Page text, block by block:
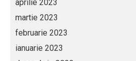
aprilie 2023
martie 2023
februarie 2023
ianuarie 2023